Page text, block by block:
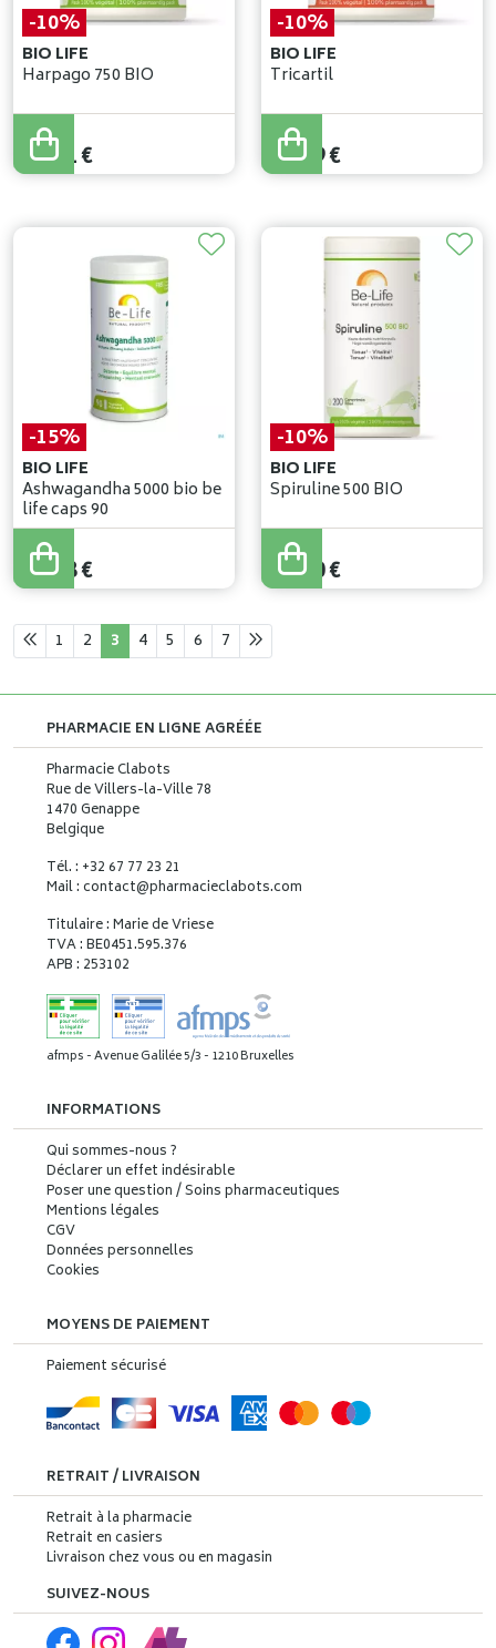
-10%
BIO LIFE
Harpago 750 BIO
20,90
18,81€
-10%
BIO LIFE
Tricartil
21,10
18,99€
-15%
BIO LIFE
Ashwagandha 5000 bio be
life caps 90
22,80
19,38€
-10%
BIO LIFE
Spiruline 500 BIO
22,00
19,80€
1 2 3 4 5 6 7
PHARMACIE EN LIGNE AGRÉÉE
Pharmacie Clabots
Rue de Villers-la-Ville 78
1470 Genappe
Belgique
Tél. : +32 67 77 23 21
Mail : contact@pharmacieclabots.com
Titulaire : Marie de Vriese
TVA : BE0451.595.376
APB : 253102
afmps - Avenue Galilée 5/3 - 1210 Bruxelles
INFORMATIONS
Qui sommes-nous ?
Déclarer un effet indésirable
Poser une question / Soins pharmaceutiques
Mentions légales
CGV
Données personnelles
Cookies
MOYENS DE PAIEMENT
Paiement sécurisé
RETRAIT / LIVRAISON
Retrait à la pharmacie
Retrait en casiers
Livraison chez vous ou en magasin
SUIVEZ-NOUS